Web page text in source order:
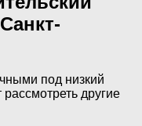
под низкий
другие